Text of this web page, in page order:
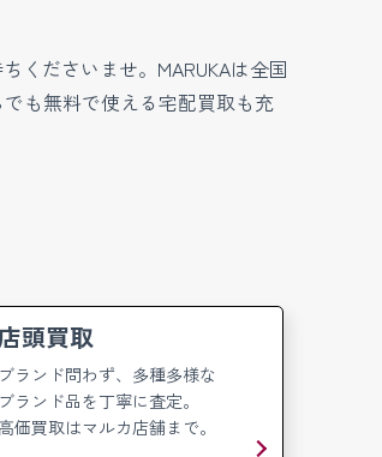
くださいませ。MARUKAは全国
も無料で使える宅配買取も充
頭買取
ブランド問わず、多種多様な
ブランド品を丁寧に査定。
高価買取はマルカ店舗まで。